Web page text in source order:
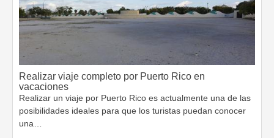
Realizar viaje completo por Puerto Rico en
vacaciones
Realizar un viaje por Puerto Rico es actualmente una de las
posibilidades ideales para que los turistas puedan conocer
una…